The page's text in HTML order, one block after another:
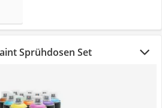
Sprühdosen Set